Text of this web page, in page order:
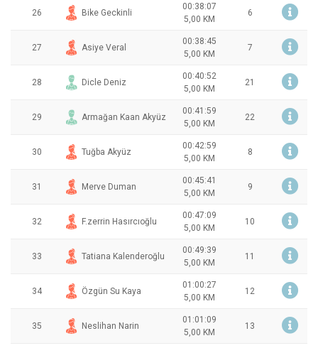
26 Bike Geckinli
00:38:07
5,00 KM
6
27 Asiye Veral
00:38:45
5,00 KM
7
28 Dicle Deniz
00:40:52
5,00 KM
21
29 Armağan Kaan Akyüz
00:41:59
5,00 KM
22
30 Tuğba Akyüz
00:42:59
5,00 KM
8
31 Merve Duman
00:45:41
5,00 KM
9
32 F.zerrin Hasırcıoğlu
00:47:09
5,00 KM
10
33 Tatiana Kalenderoğlu
00:49:39
5,00 KM
11
34 Özgün Su Kaya
01:00:27
5,00 KM
12
35 Neslihan Narin
01:01:09
5,00 KM
13